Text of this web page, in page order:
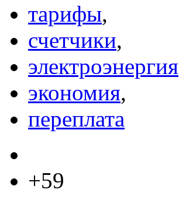
тарифы,
счетчики,
электроэнергия
экономия,
переплата
+59